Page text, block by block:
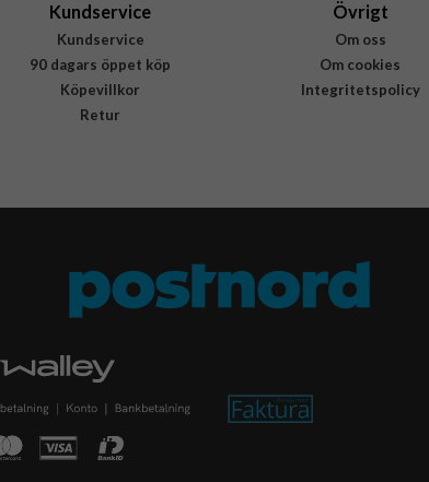
Kundservice
Kundservice
90 dagars öppet köp
Köpevillkor
Retur
Övrigt
Om oss
Om cookies
Integritetspolicy